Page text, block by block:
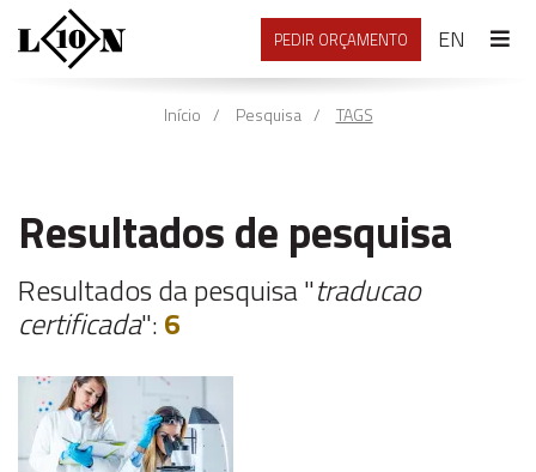
PEDIR ORÇAMENTO EN
Início Pesquisa TAGS
Resultados de pesquisa
Resultados da pesquisa "traducao
certificada":6